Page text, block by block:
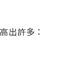
出許多：